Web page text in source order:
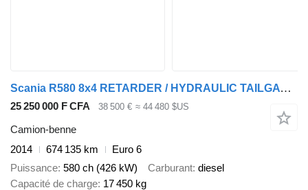
Scania R580 8x4 RETARDER / HYDRAULIC TAILGATE / TIPPER + EURO6
25 250 000 F CFA 38 500 € ≈ 44 480 $US
Camion-benne
2014
674 135 km
Euro 6
Puissance 580 ch (426 kW) Carburant diesel
Capacité de charge 17 450 kg